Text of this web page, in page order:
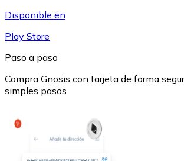
Disponible en
Play Store
Paso a paso
Compra Gnosis con tarjeta de forma
simples pasos